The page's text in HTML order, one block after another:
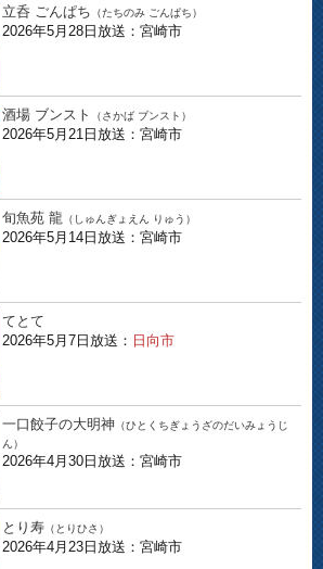
立呑 ごんぱち （たちのみ ごんぱち）
2026年5月28日放送：宮崎市
酒場 ブンスト （さかば ブンスト）
2026年5月21日放送：宮崎市
旬魚苑 龍 （しゅんぎょえん りゅう）
2026年5月14日放送：宮崎市
てとて
2026年5月7日放送： 日向市
一口餃子の大明神 （ひとくちぎょうざのだいみょうじ
ん）
2026年4月30日放送：宮崎市
とり寿 （とりひさ）
2026年4月23日放送：宮崎市